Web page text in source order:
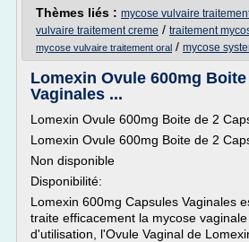
Thèmes liés : mycose vulvaire
vulvaire traitement creme / traitement
mycose vulvaire traitement oral / mycose
Lomexin Ovule 600mg
Vaginales ...
Lomexin Ovule 600mg Boite de 2
Lomexin Ovule 600mg Boite de 2
Non disponible
Disponibilité:
Lomexin 600mg Capsules Vaginales
traite efficacement la mycose
d'utilisation, l'Ovule Vaginal de